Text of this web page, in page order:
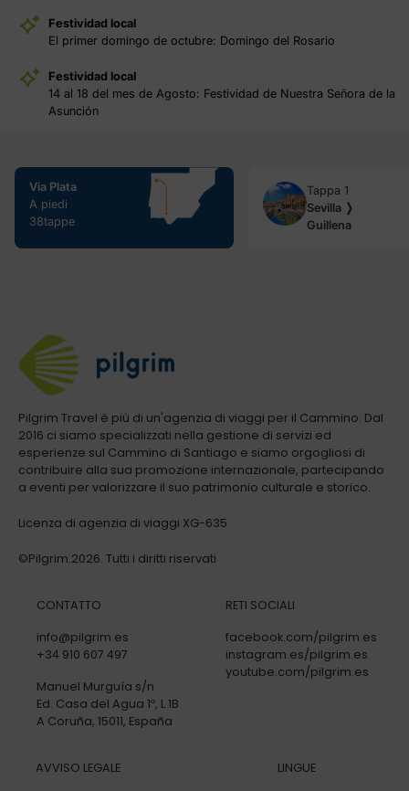
Festividad local
El primer domingo de octubre: Domingo del Rosario
Festividad local
14 al 18 del mes de Agosto: Festividad de Nuestra Señora de la
Asunción
Via Plata
A piedi
38tappe
Tappa 1
Sevilla ❭
Guillena
Pilgrim Travel è più di un'agenzia di viaggi per il Cammino. Dal
2016 ci siamo specializzati nella gestione di servizi ed
esperienze sul Cammino di Santiago e siamo orgogliosi di
contribuire alla sua promozione internazionale, partecipando
a eventi per valorizzare il suo patrimonio culturale e storico.
Licenza di agenzia di viaggi XG-635
©Pilgrim.2026. Tutti i diritti riservati
CONTATTO
info@pilgrim.es
+34 910 607 497
Manuel Murguía s/n
Ed. Casa del Agua 1º, L 1B
A Coruña, 15011, España
RETI SOCIALI
facebook.com/pilgrim.es
instagram.es/pilgrim.es
youtube.com/pilgrim.es
AVVISO LEGALE LINGUE